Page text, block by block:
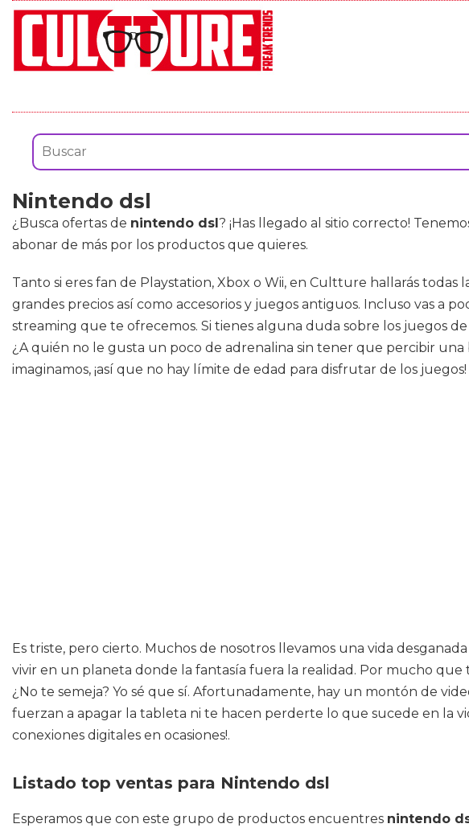
Nintendo dsl
¿Busca ofertas de nintendo dsl? ¡Has llegado al sitio correcto!
abonar de más por los productos que quieres.
Tanto si eres fan de Playstation, Xbox o Wii, en Cultture hallarás
grandes precios así como accesorios y juegos antiguos. Incluso vas a
streaming que te ofrecemos. Si tienes alguna duda sobre los juegos
¿A quién no le gusta un poco de adrenalina sin tener que percibir una
imaginamos, ¡así que no hay límite de edad para disfrutar de los
Es triste, pero cierto. Muchos de nosotros llevamos una vida
vivir en un planeta donde la fantasía fuera la realidad. Por mucho
¿No te semeja? Yo sé que sí. Afortunadamente, hay un montón de
fuerzan a apagar la tableta ni te hacen perderte lo que sucede en la
conexiones digitales en ocasiones!.
Listado top ventas para Nintendo dsl
Esperamos que con este grupo de productos encuentres nintendo